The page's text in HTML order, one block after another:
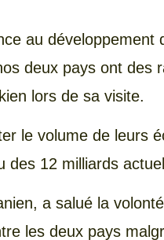
au développement
deux pays ont des
lors de sa visite.
le volume de leurs
des 12 milliards
a salué la
les deux pays